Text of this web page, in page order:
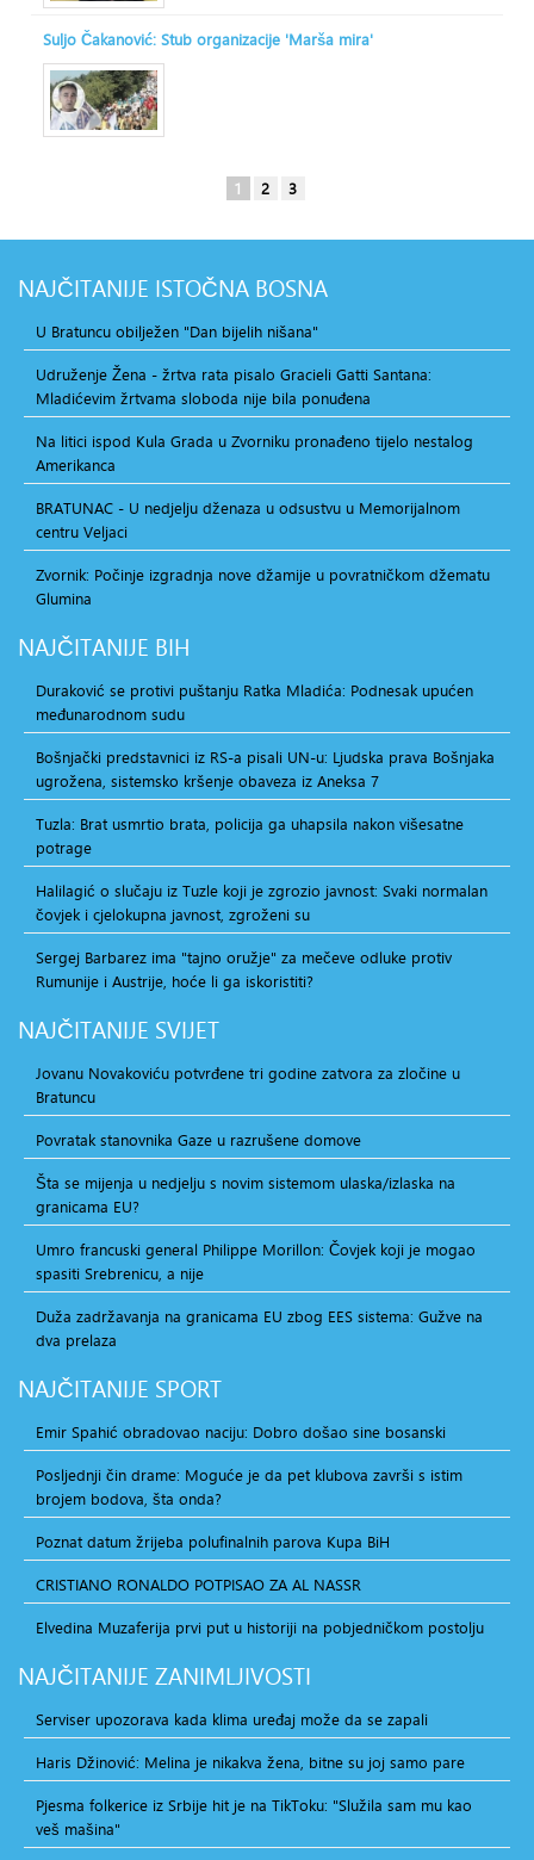
Suljo Čakanović: Stub organizacije 'Marša mira'
1 2 3
NAJČITANIJE ISTOČNA BOSNA
U Bratuncu obilježen "Dan bijelih nišana"
Udruženje Žena - žrtva rata pisalo Gracieli Gatti Santana:
Mladićevim žrtvama sloboda nije bila ponuđena
Na litici ispod Kula Grada u Zvorniku pronađeno tijelo nestalog
Amerikanca
BRATUNAC - U nedjelju dženaza u odsustvu u Memorijalnom
centru Veljaci
Zvornik: Počinje izgradnja nove džamije u povratničkom džematu
Glumina
NAJČITANIJE BIH
Duraković se protivi puštanju Ratka Mladića: Podnesak upućen
međunarodnom sudu
Bošnjački predstavnici iz RS-a pisali UN-u: Ljudska prava Bošnjaka
ugrožena, sistemsko kršenje obaveza iz Aneksa 7
Tuzla: Brat usmrtio brata, policija ga uhapsila nakon višesatne
potrage
Halilagić o slučaju iz Tuzle koji je zgrozio javnost: Svaki normalan
čovjek i cjelokupna javnost, zgroženi su
Sergej Barbarez ima "tajno oružje" za mečeve odluke protiv
Rumunije i Austrije, hoće li ga iskoristiti?
NAJČITANIJE SVIJET
Jovanu Novakoviću potvrđene tri godine zatvora za zločine u
Bratuncu
Povratak stanovnika Gaze u razrušene domove
Šta se mijenja u nedjelju s novim sistemom ulaska/izlaska na
granicama EU?
Umro francuski general Philippe Morillon: Čovjek koji je mogao
spasiti Srebrenicu, a nije
Duža zadržavanja na granicama EU zbog EES sistema: Gužve na
dva prelaza
NAJČITANIJE SPORT
Emir Spahić obradovao naciju: Dobro došao sine bosanski
Posljednji čin drame: Moguće je da pet klubova završi s istim
brojem bodova, šta onda?
Poznat datum žrijeba polufinalnih parova Kupa BiH
CRISTIANO RONALDO POTPISAO ZA AL NASSR
Elvedina Muzaferija prvi put u historiji na pobjedničkom postolju
NAJČITANIJE ZANIMLJIVOSTI
Serviser upozorava kada klima uređaj može da se zapali
Haris Džinović: Melina je nikakva žena, bitne su joj samo pare
Pjesma folkerice iz Srbije hit je na TikToku: "Služila sam mu kao
veš mašina"